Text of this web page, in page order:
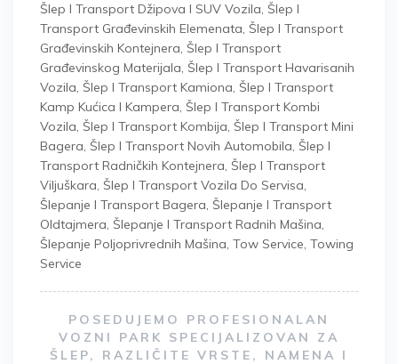
Šlep I Transport Džipova I SUV Vozila, Šlep I
Transport Građevinskih Elemenata, Šlep I Transport
Građevinskih Kontejnera, Šlep I Transport
Građevinskog Materijala, Šlep I Transport Havarisanih
Vozila, Šlep I Transport Kamiona, Šlep I Transport
Kamp Kućica I Kampera, Šlep I Transport Kombi
Vozila, Šlep I Transport Kombija, Šlep I Transport Mini
Bagera, Šlep I Transport Novih Automobila, Šlep I
Transport Radničkih Kontejnera, Šlep I Transport
Viljuškara, Šlep I Transport Vozila Do Servisa,
Šlepanje I Transport Bagera, Šlepanje I Transport
Oldtajmera, Šlepanje I Transport Radnih Mašina,
Šlepanje Poljoprivrednih Mašina, Tow Service, Towing
Service
POSEDUJEMO PROFESIONALAN
VOZNI PARK SPECIJALIZOVAN ZA
ŠLEP, RAZLIČITE VRSTE, NAMENA I